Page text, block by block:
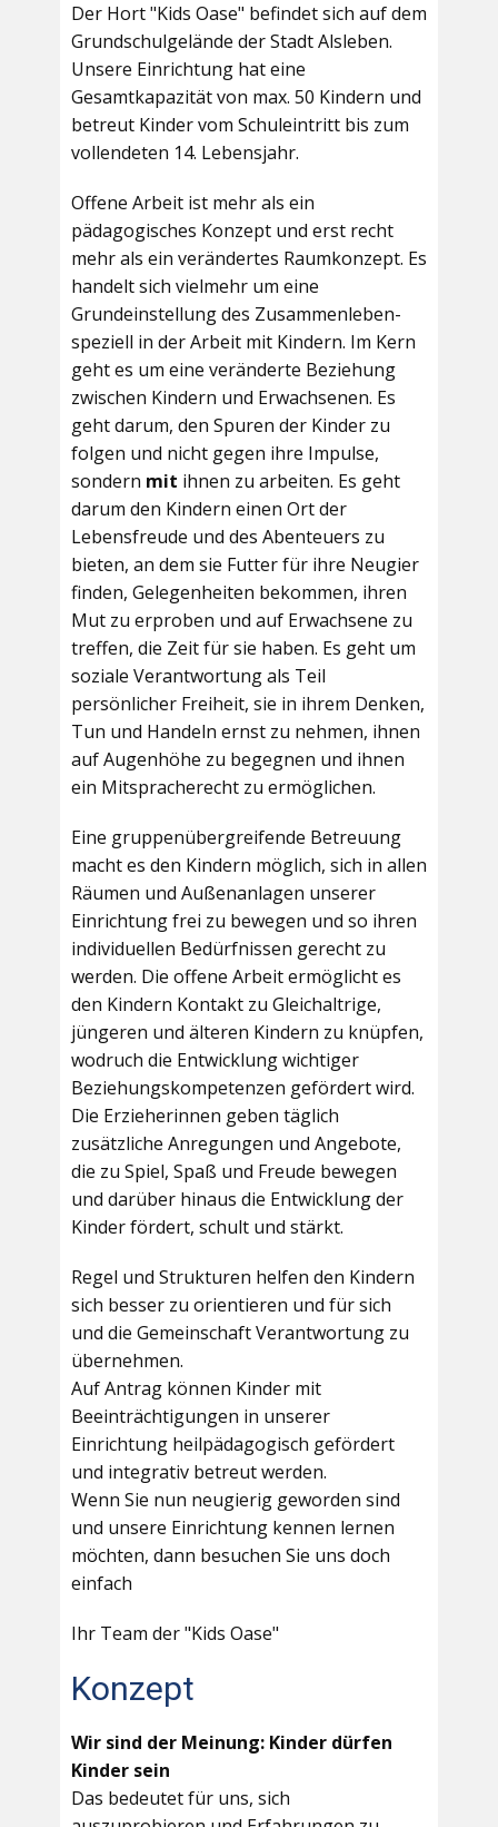
Der Hort "Kids Oase" befindet sich auf dem
Grundschulgelände der Stadt Alsleben.
Unsere Einrichtung hat eine
Gesamtkapazität von max. 50 Kindern und
betreut Kinder vom Schuleintritt bis zum
vollendeten 14. Lebensjahr.
Offene Arbeit ist mehr als ein
pädagogisches Konzept und erst recht
mehr als ein verändertes Raumkonzept. Es
handelt sich vielmehr um eine
Grundeinstellung des Zusammenleben-
speziell in der Arbeit mit Kindern. Im Kern
geht es um eine veränderte Beziehung
zwischen Kindern und Erwachsenen. Es
geht darum, den Spuren der Kinder zu
folgen und nicht gegen ihre Impulse,
sondern mit ihnen zu arbeiten. Es geht
darum den Kindern einen Ort der
Lebensfreude und des Abenteuers zu
bieten, an dem sie Futter für ihre Neugier
finden, Gelegenheiten bekommen, ihren
Mut zu erproben und auf Erwachsene zu
treffen, die Zeit für sie haben. Es geht um
soziale Verantwortung als Teil
persönlicher Freiheit, sie in ihrem Denken,
Tun und Handeln ernst zu nehmen, ihnen
auf Augenhöhe zu begegnen und ihnen
ein Mitspracherecht zu ermöglichen.
Eine gruppenübergreifende Betreuung
macht es den Kindern möglich, sich in allen
Räumen und Außenanlagen unserer
Einrichtung frei zu bewegen und so ihren
individuellen Bedürfnissen gerecht zu
werden. Die offene Arbeit ermöglicht es
den Kindern Kontakt zu Gleichaltrige,
jüngeren und älteren Kindern zu knüpfen,
wodruch die Entwicklung wichtiger
Beziehungskompetenzen gefördert wird.
Die Erzieherinnen geben täglich
zusätzliche Anregungen und Angebote,
die zu Spiel, Spaß und Freude bewegen
und darüber hinaus die Entwicklung der
Kinder fördert, schult und stärkt.
Regel und Strukturen helfen den Kindern
sich besser zu orientieren und für sich
und die Gemeinschaft Verantwortung zu
übernehmen.
Auf Antrag können Kinder mit
Beeinträchtigungen in unserer
Einrichtung heilpädagogisch gefördert
und integrativ betreut werden.
Wenn Sie nun neugierig geworden sind
und unsere Einrichtung kennen lernen
möchten, dann besuchen Sie uns doch
einfach
Ihr Team der "Kids Oase"
Konzept
Wir sind der Meinung: Kinder dürfen
Kinder sein
Das bedeutet für uns, sich